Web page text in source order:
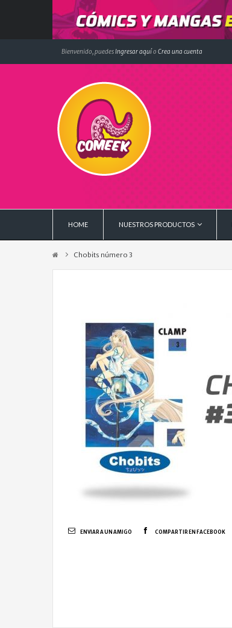
Bienvenido, puedesIngresar aquío Crea una cuenta
HOME NUESTROS PRODUCTOS
Chobits número 3
ENVIAR A UN AMIGO COMPARTIR EN FACEBOOK